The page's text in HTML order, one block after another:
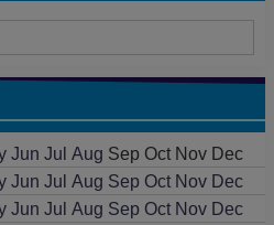
Jun Jul Aug Sep Oct Nov Dec
Jun Jul Aug Sep Oct Nov Dec
Jun Jul Aug Sep Oct Nov Dec